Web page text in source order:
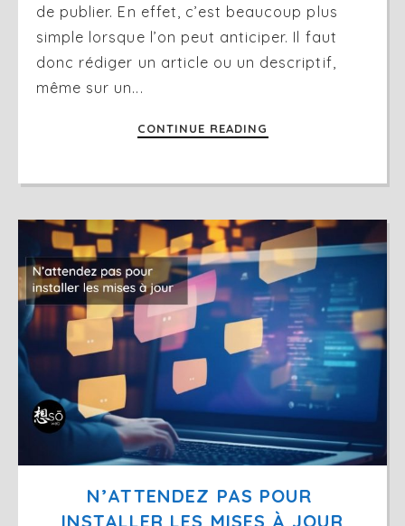
de publier. En effet, c’est beaucoup plus
simple lorsque l’on peut anticiper. Il faut
donc rédiger un article ou un descriptif,
même sur un...
CONTINUE READING
N’ATTENDEZ PAS POUR
INSTALLER LES MISES À JOUR